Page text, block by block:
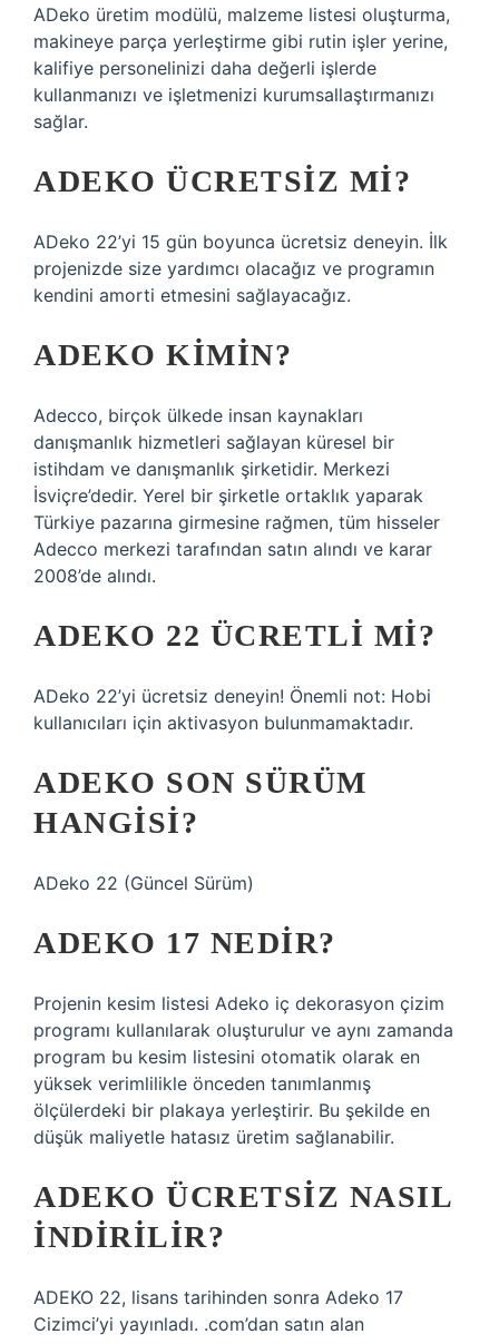
ADeko üretim modülü, malzeme listesi oluşturma,
makineye parça yerleştirme gibi rutin işler yerine,
kalifiye personelinizi daha değerli işlerde
kullanmanızı ve işletmenizi kurumsallaştırmanızı
sağlar.
ADEKO ÜCRETSIZ MI?
ADeko 22’yi 15 gün boyunca ücretsiz deneyin. İlk
projenizde size yardımcı olacağız ve programın
kendini amorti etmesini sağlayacağız.
ADEKO KIMIN?
Adecco, birçok ülkede insan kaynakları
danışmanlık hizmetleri sağlayan küresel bir
istihdam ve danışmanlık şirketidir. Merkezi
İsviçre’dedir. Yerel bir şirketle ortaklık yaparak
Türkiye pazarına girmesine rağmen, tüm hisseler
Adecco merkezi tarafından satın alındı ​​ve karar
2008’de alındı.
ADEKO 22 ÜCRETLI MI?
ADeko 22’yi ücretsiz deneyin! Önemli not: Hobi
kullanıcıları için aktivasyon bulunmamaktadır.
ADEKO SON SÜRÜM
HANGISI?
ADeko 22 (Güncel Sürüm)
ADEKO 17 NEDIR?
Projenin kesim listesi Adeko iç dekorasyon çizim
programı kullanılarak oluşturulur ve aynı zamanda
program bu kesim listesini otomatik olarak en
yüksek verimlilikle önceden tanımlanmış
ölçülerdeki bir plakaya yerleştirir. Bu şekilde en
düşük maliyetle hatasız üretim sağlanabilir.
ADEKO ÜCRETSIZ NASIL
INDIRILIR?
ADEKO 22, lisans tarihinden sonra Adeko 17
Cizimci’yi yayınladı. .com’dan satın alan